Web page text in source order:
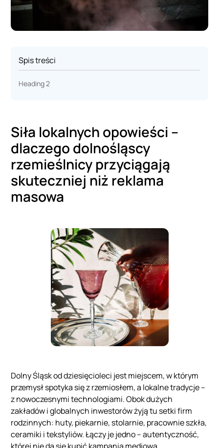
Spis treści
Heading 2
Siła lokalnych opowieści –
dlaczego dolnośląscy
rzemieślnicy przyciągają
skuteczniej niż reklama
masowa
Dolny Śląsk od dziesięcioleci jest miejscem, w którym
przemysł spotyka się z rzemiosłem, a lokalne tradycje –
z nowoczesnymi technologiami. Obok dużych
zakładów i globalnych inwestorów żyją tu setki firm
rodzinnych: huty, piekarnie, stolarnie, pracownie szkła,
ceramiki i tekstyliów. Łączy je jedno – autentyczność,